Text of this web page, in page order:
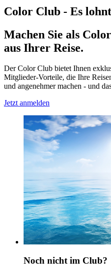
Color Club - Es
Machen Sie als
aus Ihrer Reise.
Der Color Club bietet Ihnen
Mitglieder-Vorteile, die Ihre
und angenehmer machen - und
Jetzt anmelden
Noch nicht im Club?